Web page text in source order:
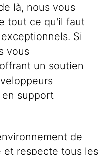
là, nous vous
tout ce qu'il faut
Si
vous
un soutien
support
de
respecte tous les